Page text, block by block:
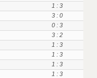
1 : 3
3 : 0
0 : 3
3 : 2
1 : 3
1 : 3
1 : 3
1 : 3